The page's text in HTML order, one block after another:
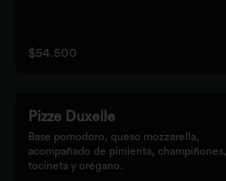
$54.500
Pizze Duxelle
Base pomodoro, queso mozzarella,
acompañado de pimienta, champiñones,
tocineta y orégano.